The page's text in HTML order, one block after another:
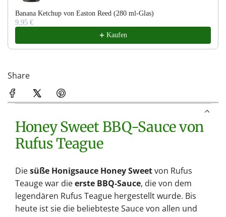
Banana Ketchup von Easton Reed (280 ml-Glas)
9,95 €
Kaufen
Share
Honey Sweet BBQ-Sauce von
Rufus Teague
Diesüße Honigsauce Honey Sweetvon Rufus
Teauge war dieerste BBQ-Sauce, die von dem
legendären Rufus Teague hergestellt wurde. Bis
heute ist sie die beliebteste Sauce von allen und